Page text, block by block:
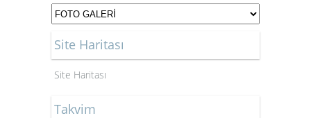
Site Haritası
Site Haritası
Takvim